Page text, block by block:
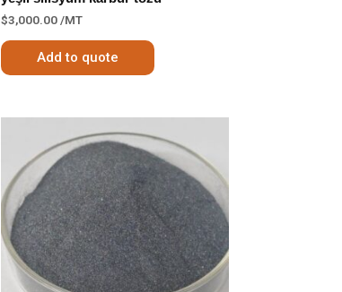
$3,000.00 /MT
Add to quote